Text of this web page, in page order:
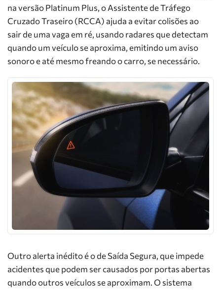
na versão Platinum Plus, o Assistente de Tráfego
Cruzado Traseiro (RCCA) ajuda a evitar colisões ao
sair de uma vaga em ré, usando radares que detectam
quando um veículo se aproxima, emitindo um aviso
sonoro e até mesmo freando o carro, se necessário.
Outro alerta inédito é o de Saída Segura, que impede
acidentes que podem ser causados por portas abertas
quando outros veículos se aproximam. O sistema